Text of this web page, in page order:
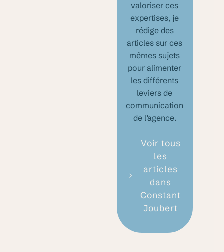
valoriser ces
expertises, je
rédige des
articles sur ces
mêmes sujets
pour alimenter
les différents
leviers de
communication
de l’agence.
Voir tous
les
articles
dans
Constant
Joubert